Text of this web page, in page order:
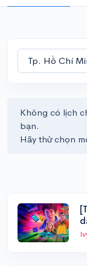
Không có lịch
bạn.
Hãy thử chọn